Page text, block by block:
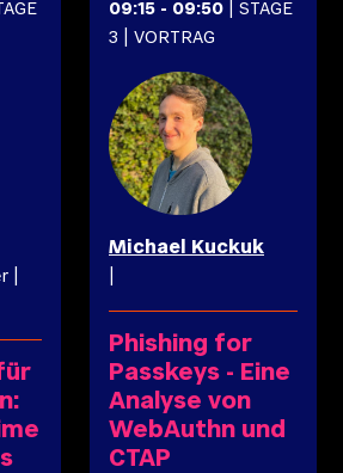
09:15 - 09:50 | STAGE
3 | VORTRAG
Michael Kuckuk
Phishing for
Passkeys - Eine
Analyse von
WebAuthn und
CTAP